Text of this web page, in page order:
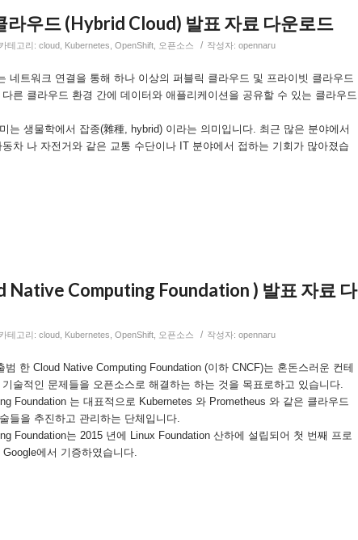
라우드 (Hybrid Cloud) 발표 자료 다운로드
카테고리: cloud Kubernetes OpenShift 오픈소스 / 작성자: opennaru
네트워크 연결을 통해 하나 이상의 퍼블릭 클라우드 및 프라이빗 클라우드
른 클라우드 환경 간에 데이터와 애플리케이션을 공유할 수 있는 클라우드
는 생물학에서 잡종(雜種, hybrid) 이라는 의미입니다. 최근 많은 분야에서
차 나 자전거와 같은 교통 수단이나 IT 분야에서 접하는 기회가 많아졌습
Native Computing Foundation ) 발표 자료 다
카테고리: cloud Kubernetes OpenShift 오픈소스 / 작성자: opennaru
범 한 Cloud Native Computing Foundation (이하 CNCF)는 혼돈스러운 컨테
술적인 문제들을 오픈소스로 해결하는 하는 것을 목표로하고 있습니다.
Foundation 는 대표적으로 Kubernetes 와 Prometheus 와 같은 클라우드
들을 추진하고 관리하는 단체입니다.
Foundation는 2015 년에 Linux Foundation 산하에 설립되어 첫 번째 프로
에서 기증하였습니다.